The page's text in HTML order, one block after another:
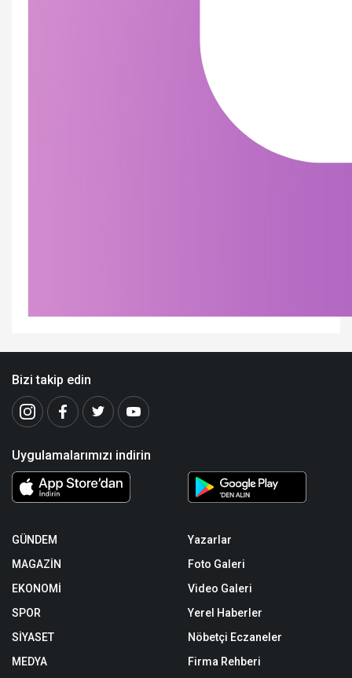
Bizi takip edin
Uygulamalarımızı indirin
GÜNDEM
MAGAZİN
EKONOMİ
SPOR
SİYASET
MEDYA
Yazarlar
Foto Galeri
Video Galeri
Yerel Haberler
Nöbetçi Eczaneler
Firma Rehberi